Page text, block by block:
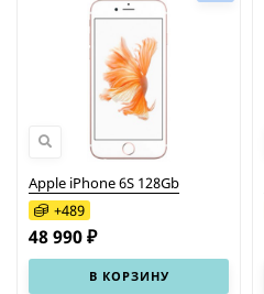
Apple iPhone 6S 128Gb
+489
В КОРЗИНУ
48 990 ₽